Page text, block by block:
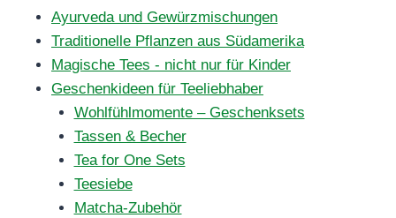
Ayurveda und Gewürzmischungen
Traditionelle Pflanzen aus Südamerika
Magische Tees - nicht nur für Kinder
Geschenkideen für Teeliebhaber
Wohlfühlmomente – Geschenksets
Tassen & Becher
Tea for One Sets
Teesiebe
Matcha-Zubehör